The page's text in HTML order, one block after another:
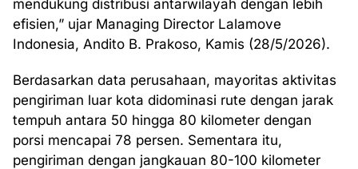
mendukung distribusi antarwilayah dengan lebih
efisien,” ujar Managing Director Lalamove
Indonesia, Andito B. Prakoso, Kamis (28/5/2026).
Berdasarkan data perusahaan, mayoritas aktivitas
pengiriman luar kota didominasi rute dengan jarak
tempuh antara 50 hingga 80 kilometer dengan
porsi mencapai 78 persen. Sementara itu,
pengiriman dengan jangkauan 80-100 kilometer